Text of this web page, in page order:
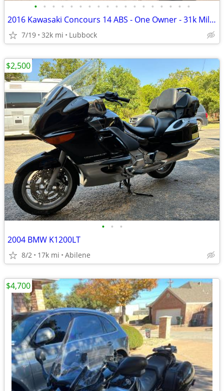
• • • • • • • • • • • • • • • • • •
2016 Kawasaki Concours 14 ABS - One Owner - 31k Miles - Meticulously M
7/19 32k mi Lubbock
• • •
2004 BMW K1200LT
8/2 17k mi Abilene
$2,500
$4,700